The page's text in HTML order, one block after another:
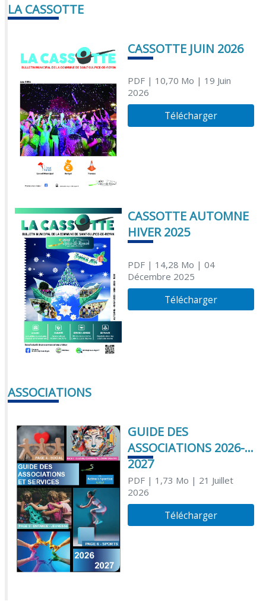
LA CASSOTTE
CASSOTTE JUIN 2026
PDF| 10,70 Mo | 19 Juin
2026
Télécharger
CASSOTTE AUTOMNE
HIVER 2025
PDF| 14,28 Mo | 04
Décembre 2025
Télécharger
ASSOCIATIONS
GUIDE DES
ASSOCIATIONS 2026-
2027
PDF| 1,73 Mo | 21 Juillet
2026
Télécharger